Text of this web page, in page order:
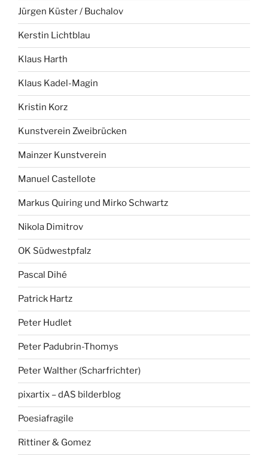
Jürgen Küster / Buchalov
Kerstin Lichtblau
Klaus Harth
Klaus Kadel-Magin
Kristin Korz
Kunstverein Zweibrücken
Mainzer Kunstverein
Manuel Castellote
Markus Quiring und Mirko Schwartz
Nikola Dimitrov
OK Südwestpfalz
Pascal Dihé
Patrick Hartz
Peter Hudlet
Peter Padubrin-Thomys
Peter Walther (Scharfrichter)
pixartix – dAS bilderblog
Poesiafragile
Rittiner & Gomez